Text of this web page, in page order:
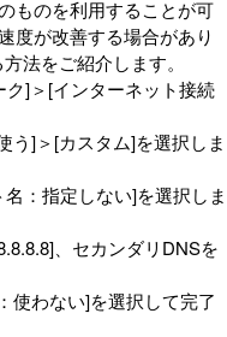
ものを利用することが可
度が改善する場合があり
法をご紹介します。
]＞[インターネット接続
う]＞[カスタム]を選択しま
：指定しない]を選択しま
、セカンダリDNSを
使わない]を選択して完了